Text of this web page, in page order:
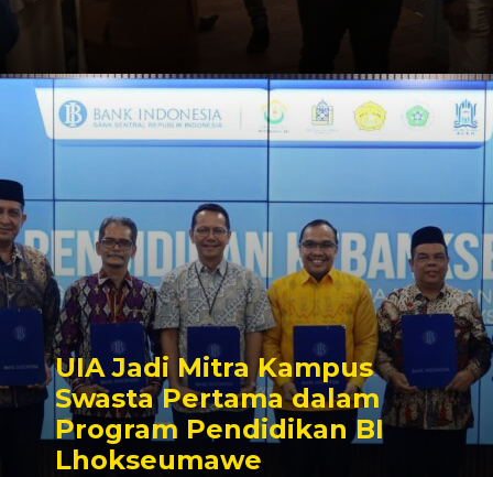
UIA Jadi Mitra Kampus
Swasta Pertama dalam
Program Pendidikan BI
Lhokseumawe